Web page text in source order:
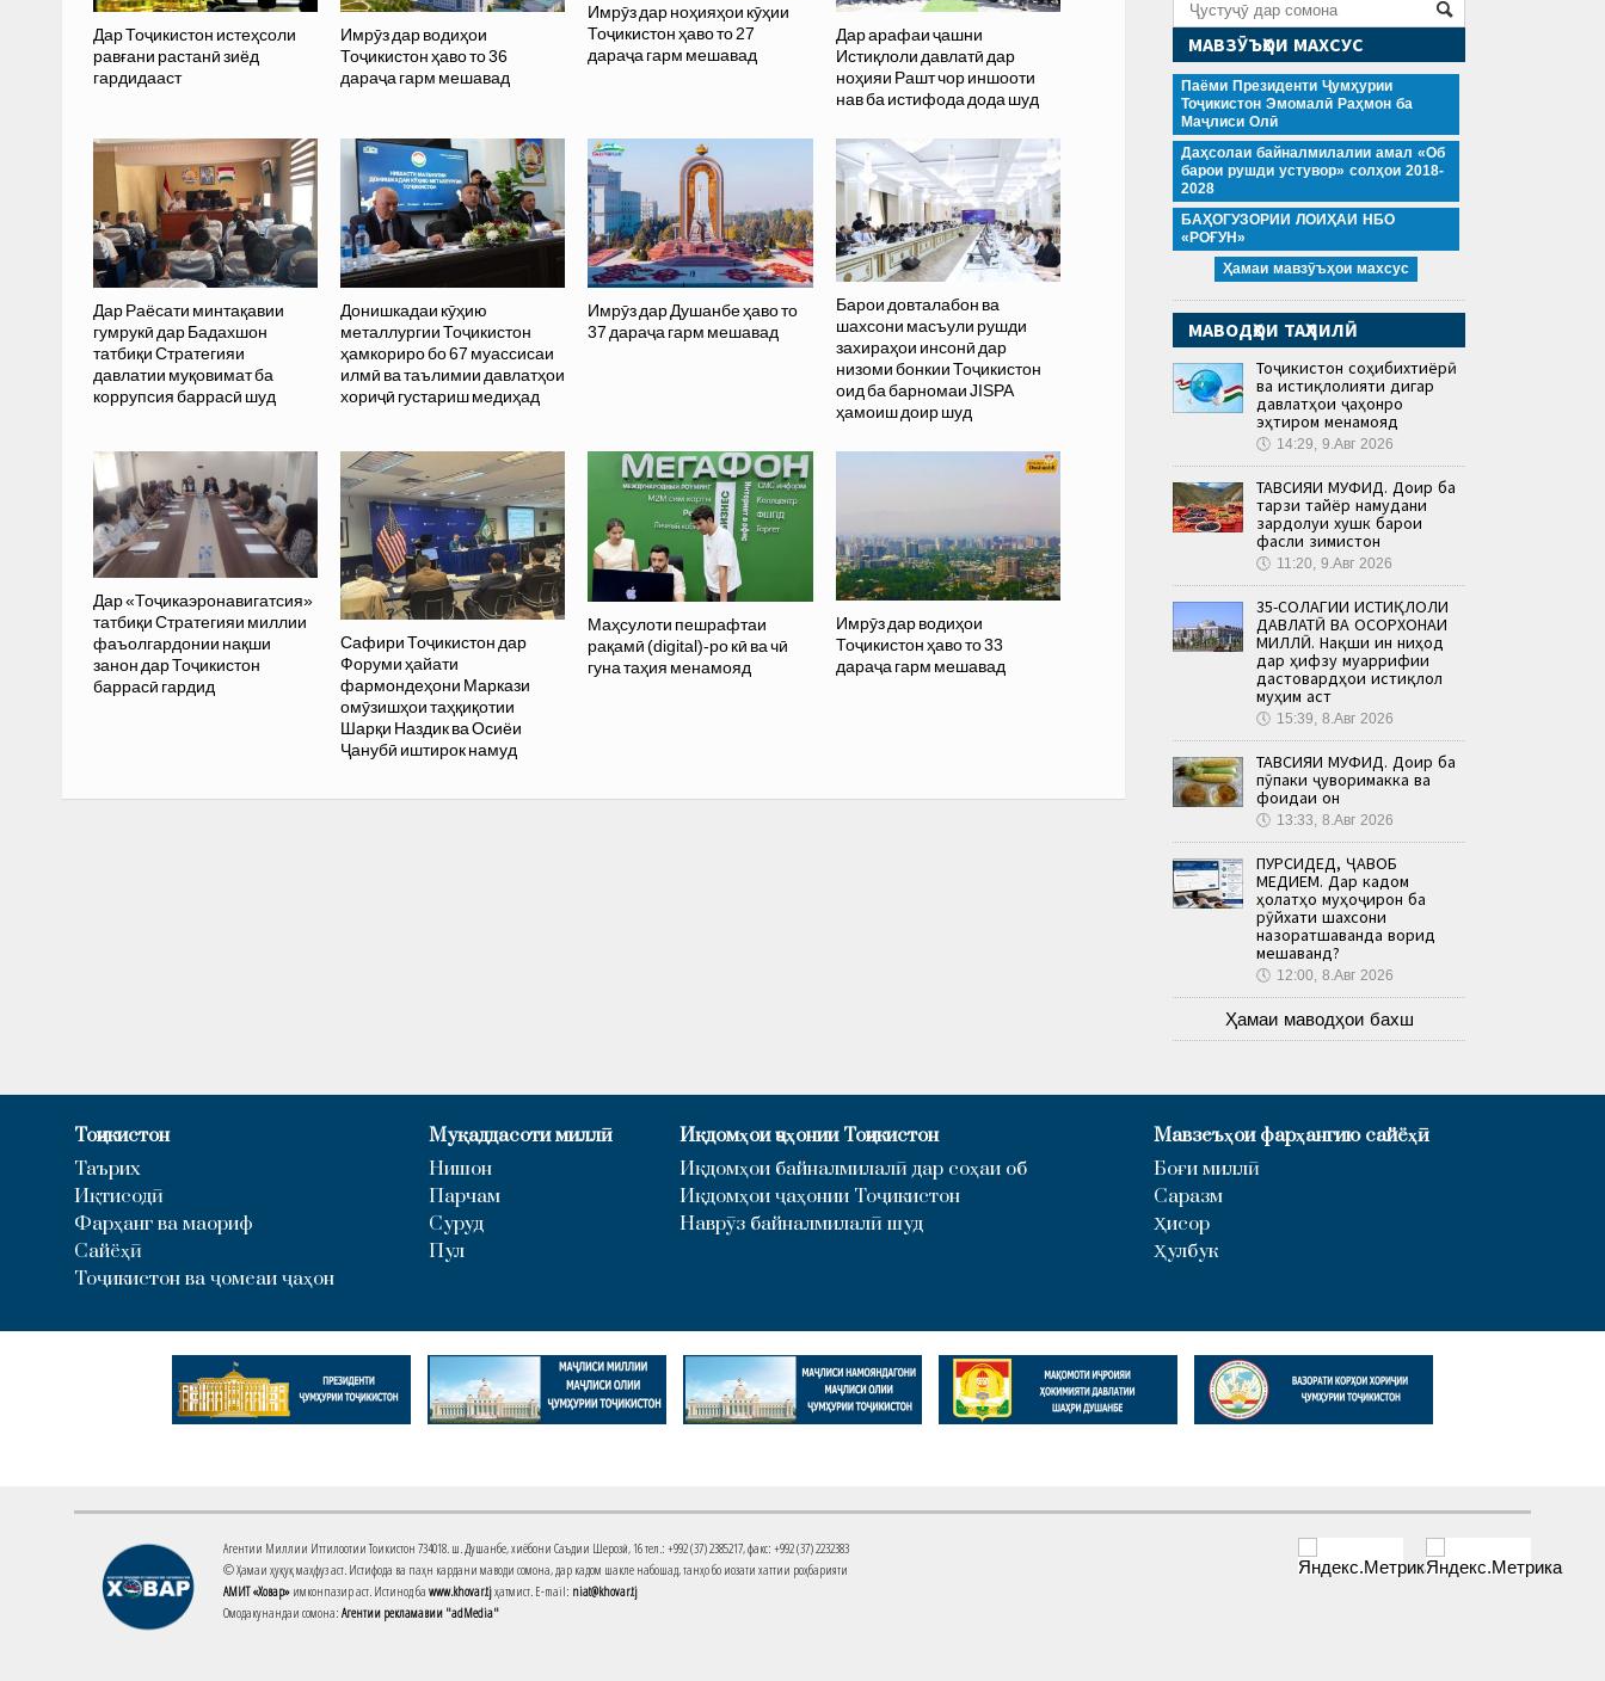
Дар Тоҷикистон истеҳсоли
равғани растанӣ зиёд
гардидааст
Имрӯз дар водиҳои
Тоҷикистон ҳаво то 36
дараҷа гарм мешавад
Имрӯз дар ноҳияҳои кӯҳии
Тоҷикистон ҳаво то 27
дараҷа гарм мешавад
Дар арафаи ҷашни
Истиқлоли давлатӣ дар
ноҳияи Рашт чор иншооти
нав ба истифода дода шуд
Дар Раёсати минтақавии
гумрукӣ дар Бадахшон
татбиқи Стратегияи
давлатии муқовимат ба
коррупсия баррасӣ шуд
Донишкадаи кӯҳию
металлургии Тоҷикистон
ҳамкориро бо 67 муассисаи
илмӣ ва таълимии давлатҳои
хориҷӣ густариш медиҳад
Имрӯз дар Душанбе ҳаво то
37 дараҷа гарм мешавад
Барои довталабон ва
шахсони масъули рушди
захираҳои инсонӣ дар
низоми бонкии Тоҷикистон
оид ба барномаи JISPA
ҳамоиш доир шуд
Дар «Тоҷикаэронавигатсия»
татбиқи Стратегияи миллии
фаъолгардонии нақши
занон дар Тоҷикистон
баррасӣ гардид
Сафири Тоҷикистон дар
Форуми ҳайати
фармондеҳони Маркази
омӯзишҳои таҳқиқотии
Шарқи Наздик ва Осиёи
Ҷанубӣ иштирок намуд
Маҳсулоти пешрафтаи
рақамӣ (digital)-ро кӣ ва чӣ
гуна таҳия менамояд
Имрӯз дар водиҳои
Тоҷикистон ҳаво то 33
дараҷа гарм мешавад
МАВЗӮЪҲОИ МАХСУС
Паёми Президенти Ҷумҳурии
Тоҷикистон Эмомалӣ Раҳмон ба
Маҷлиси Олӣ
Даҳсолаи байналмилалии амал «Об
барои рушди устувор» солҳои 2018-
2028
БАҲОГУЗОРИИ ЛОИҲАИ НБО
«РОҒУН»
Ҳамаи мавзӯъҳои махсус
МАВОДҲОИ ТАҲЛИЛӢ
Тоҷикистон соҳибихтиёрӣ
ва истиқлолияти дигар
давлатҳои ҷаҳонро
эҳтиром менамояд
🕔 14:29, 9.Авг 2026
ТАВСИЯИ МУФИД. Доир ба
тарзи тайёр намудани
зардолуи хушк барои
фасли зимистон
🕔 11:20, 9.Авг 2026
35-СОЛАГИИ ИСТИҚЛОЛИ
ДАВЛАТӢ ВА ОСОРХОНАИ
МИЛЛӢ. Нақши ин ниҳод
дар ҳифзу муаррифии
дастовардҳои истиқлол
муҳим аст
🕔 15:39, 8.Авг 2026
ТАВСИЯИ МУФИД. Доир ба
пӯпаки ҷуворимакка ва
фоидаи он
🕔 13:33, 8.Авг 2026
ПУРСИДЕД, ҶАВОБ
МЕДИҲЕМ. Дар кадом
ҳолатҳо муҳоҷирон ба
рӯйхати шахсони
назоратшаванда ворид
мешаванд?
🕔 12:00, 8.Авг 2026
Ҳамаи маводҳои бахш
Тоҷикистон
Таърих
Иқтисодӣ
Фарҳанг ва маориф
Сайёҳӣ
Тоҷикистон ва ҷомеаи ҷаҳон
Муқаддасоти миллӣ
Нишон
Парчам
Суруд
Пул
Иқдомҳои ҷаҳонии Тоҷикистон
Иқдомҳои байналмилалӣ дар соҳаи об
Иқдомҳои ҷаҳонии Тоҷикистон
Наврӯз байналмилалӣ шуд
Мавзеъҳои фарҳангию сайёҳӣ
Боғи миллӣ
Саразм
Ҳисор
Ҳулбук
Агентии Миллии Иттилоотии Тоҷикистон 734018. ш. Душанбе, хиёбони Саъдии Шерозӣ, 16 тел.: +992 (37) 2385217, факс: +992 (37) 2232383
© Ҳамаи ҳуқуқ маҳфуз аст. Истифода ва паҳн кардани маводи сомона, дар кадом шакле набошад, танҳо бо иҷозати хаттии роҳбарияти
АМИТ «Ховар» имконпазир аст. Истинод ба www.khovar.tjҳатмист. E-mail: niat@khovar.tj
Омодакунандаи сомона: Агентии рекламавии "adMedia"